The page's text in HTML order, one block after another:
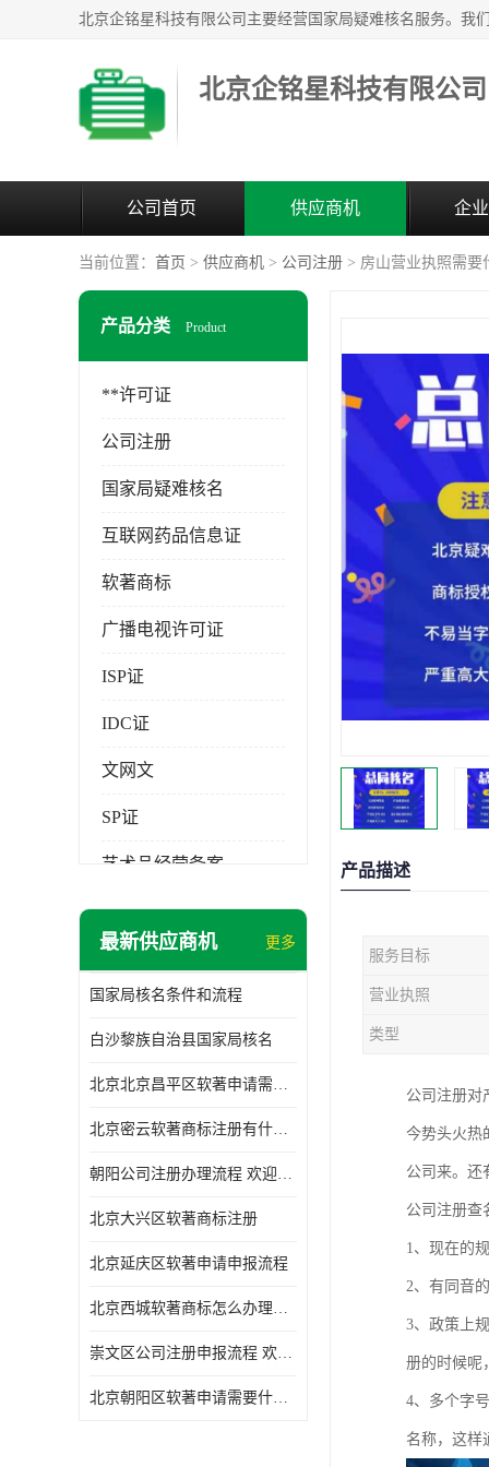
北京企铭星科技有限公司
公司首页 供应商机 企
当前位置： 首页 > 供应商机 > 公司注册 > 房山营业执照需要
产品分类 Product
**许可证
公司注册
国家局疑难核名
互联网药品信息证
软著商标
广播电视许可证
ISP证
IDC证
文网文
SP证
艺术品经营备案
最新供应商机 更多
国家局核名条件和流程
白沙黎族自治县国家局核名
北京北京昌平区软著申请需要什么条件 软件著作权 欢迎电话咨询
北京密云软著商标注册有什么要求 软件著作权 欢迎电话咨询
朝阳公司注册办理流程 欢迎电话咨询
北京大兴区软著商标注册
北京延庆区软著申请申报流程
北京西城软著商标怎么办理流程 欢迎电话咨询
崇文区公司注册申报流程 欢迎电话咨询
北京朝阳区软著申请需要什么条件 欢迎电话咨询
产品描述
服务目标
营业执照
类型
公司注册对
今势头火热
公司来。还
公司注册查
1、现在的
2、有同音
3、政策上
册的时候呢
4、多个字
名称，这样